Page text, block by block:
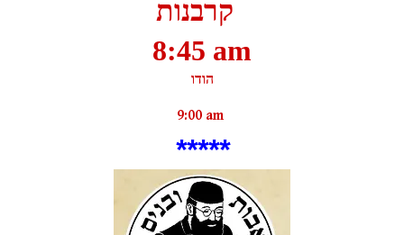
8:45 am
הודו
9:00 am
*****